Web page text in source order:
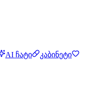
AI ჩატი
კაბინეტი